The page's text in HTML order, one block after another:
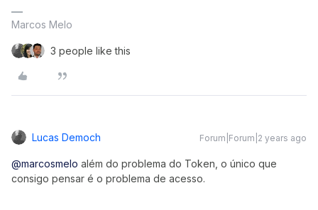
Marcos Melo
3 people like this
Lucas Democh Forum|Forum|2 years ago
@marcosmelo além do problema do Token, o único que
consigo pensar é o problema de acesso.